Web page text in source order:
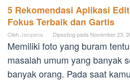
5 Rekomendasi Aplikasi
Fokus Terbaik dan Gartis
OlehJampena Diposting pada November 23,
Memiliki foto yang buram
masalah umum yang banyak
banyak orang. Pada saat